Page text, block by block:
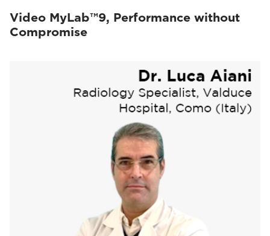
Video MyLab™9, Performance without
Compromise